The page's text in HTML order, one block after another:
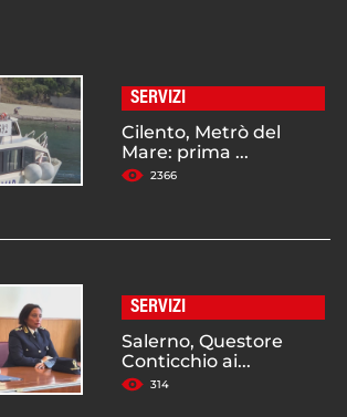
SERVIZI
Cilento, Metrò del
Mare: prima ...
2366
SERVIZI
Salerno, Questore
Conticchio ai...
314